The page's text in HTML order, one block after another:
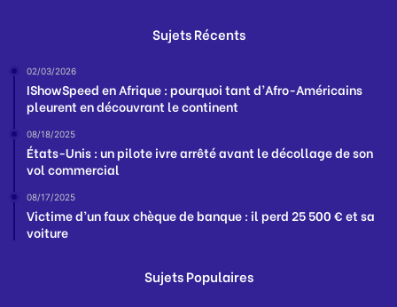
Sujets Récents
02/03/2026
IShowSpeed en Afrique : pourquoi tant d’Afro-Américains
pleurent en découvrant le continent
08/18/2025
États-Unis : un pilote ivre arrêté avant le décollage de son
vol commercial
08/17/2025
Victime d’un faux chèque de banque : il perd 25 500 € et sa
voiture
Sujets Populaires